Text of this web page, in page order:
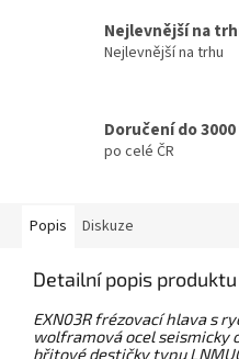
Nejlevnější na
Nejlevnější na trhu
Doručení do
po celé ČR
Popis Diskuze
Detailní popis produktu
EXN03R frézovací hlava s
wolframová ocel seismicky
břitové destičky typu